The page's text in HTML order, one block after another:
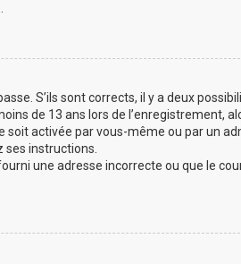
S’ils sont corrects, il y a deux
de 13 ans lors de
activée par vous-même ou par un
ses instructions.
une adresse incorrecte ou que le